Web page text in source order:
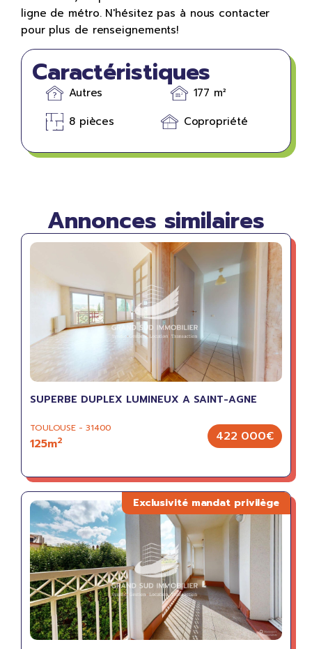
ligne de métro. N'hésitez pas à nous contacter
pour plus de renseignements!
Caractéristiques
Autres
177 m²
8 pièces
Copropriété
Annonces similaires
SUPERBE DUPLEX LUMINEUX A SAINT-AGNE
TOULOUSE - 31400
125m2 422 000€